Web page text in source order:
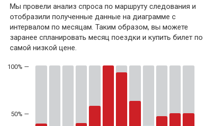
Мы провели анализ спроса по маршруту следования и
отобразили полученные данные на диаграмме с
интервалом по месяцам. Таким образом, вы можете
заранее спланировать месяц поездки и купить билет по
самой низкой цене.
50% —